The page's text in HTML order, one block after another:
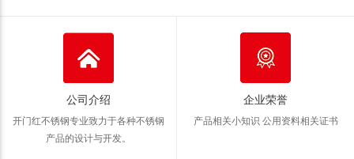
公司介绍
开门红不锈钢专业致力于各种不锈钢
产品的设计与开发。
企业荣誉
产品相关小知识 公用资料相关证书